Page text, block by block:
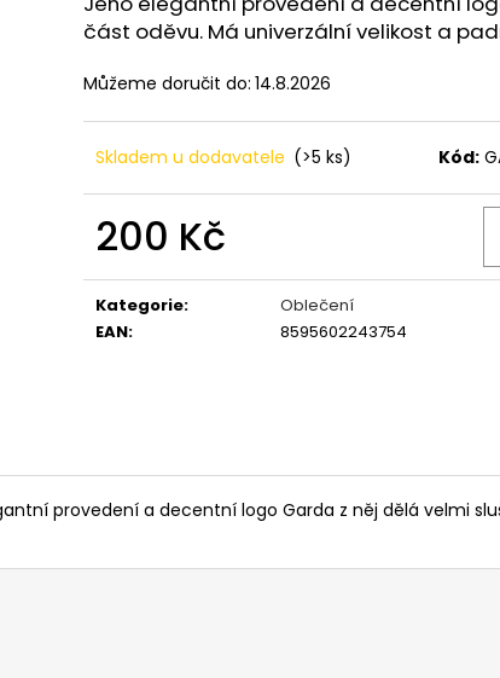
část oděvu. Má univerzální velikost a
Můžeme doručit do: 14.8.2026
Skladem u dodavatele (>5 ks) Kód:
200 Kč
cena:
Kategorie:
Oblečení
EAN: 8595602243754
provedení a decentní logo Garda z něj dělá velmi
ROHLÍKOVÉ BOILIES FLUO 30G